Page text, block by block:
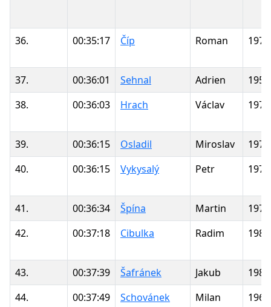
36. 00:35:17 Číp Roman 1970
37. 00:36:01 Sehnal Adrien
1953
38.
00:36:03 Hrach Václav 1974
39. 00:36:15 Osladil Miroslav
1977
40.
00:36:15 Vykysalý Petr 1972
41. 00:36:34 Špína Martin
1974
42.
00:37:18 Cibulka Radim 1989
43. 00:37:39 Šafránek Jakub
1983
44.
00:37:49 Schovánek Milan 1962